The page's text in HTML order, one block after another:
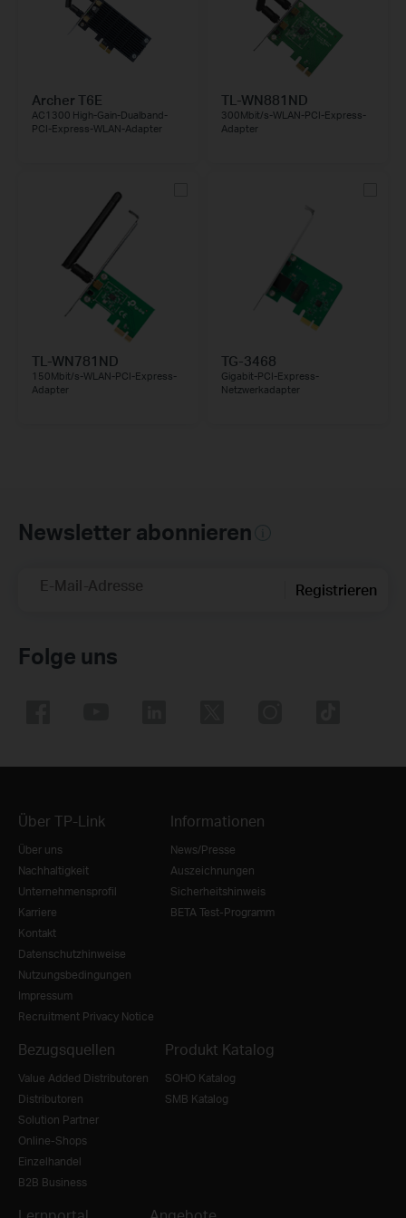
Archer T6E
AC1300 High-Gain-Dualband-
PCI-Express-WLAN-Adapter
TL-WN881ND
300Mbit/s-WLAN-PCI-Express-
Adapter
TL-WN781ND
150Mbit/s-WLAN-PCI-Express-
Adapter
TG-3468
Gigabit-PCI-Express-
Netzwerkadapter
Newsletter abonnieren
E-Mail-Adresse Registrieren
Folge uns
Über TP-Link
Über uns
Nachhaltigkeit
Unternehmensprofil
Karriere
Kontakt
Datenschutzhinweise
Nutzungsbedingungen
Impressum
Recruitment Privacy Notice
Informationen
News/Presse
Auszeichnungen
Sicherheitshinweis
BETA Test-Programm
Bezugsquellen
Value Added Distributoren
Distributoren
Solution Partner
Online-Shops
Einzelhandel
B2B Business
Produkt Katalog
SOHO Katalog
SMB Katalog